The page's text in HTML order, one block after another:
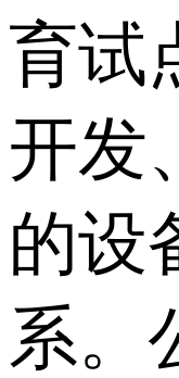
育试
开发
的设
系。